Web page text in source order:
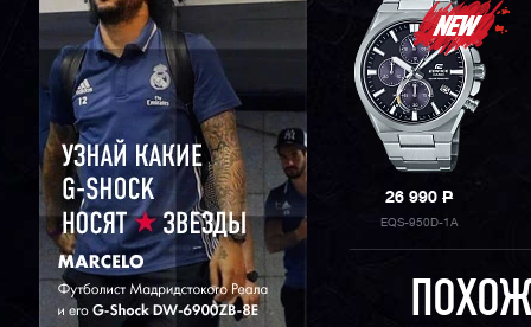
CASIO BABY-G
CASIO PRO TREK
CASIO EDIFICE
CITIZEN
SEIKO
ORIENT 26 990P
EQS-950D-1A